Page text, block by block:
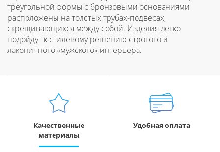
треугольной формы с бронзовыми основаниями
расположены на толстых трубах-подвесах,
скрещивающихся между собой. Изделия легко
подойдут к стилевому решению строгого и
лаконичного «мужского» интерьера.
Качественные
материалы
Удобная оплата